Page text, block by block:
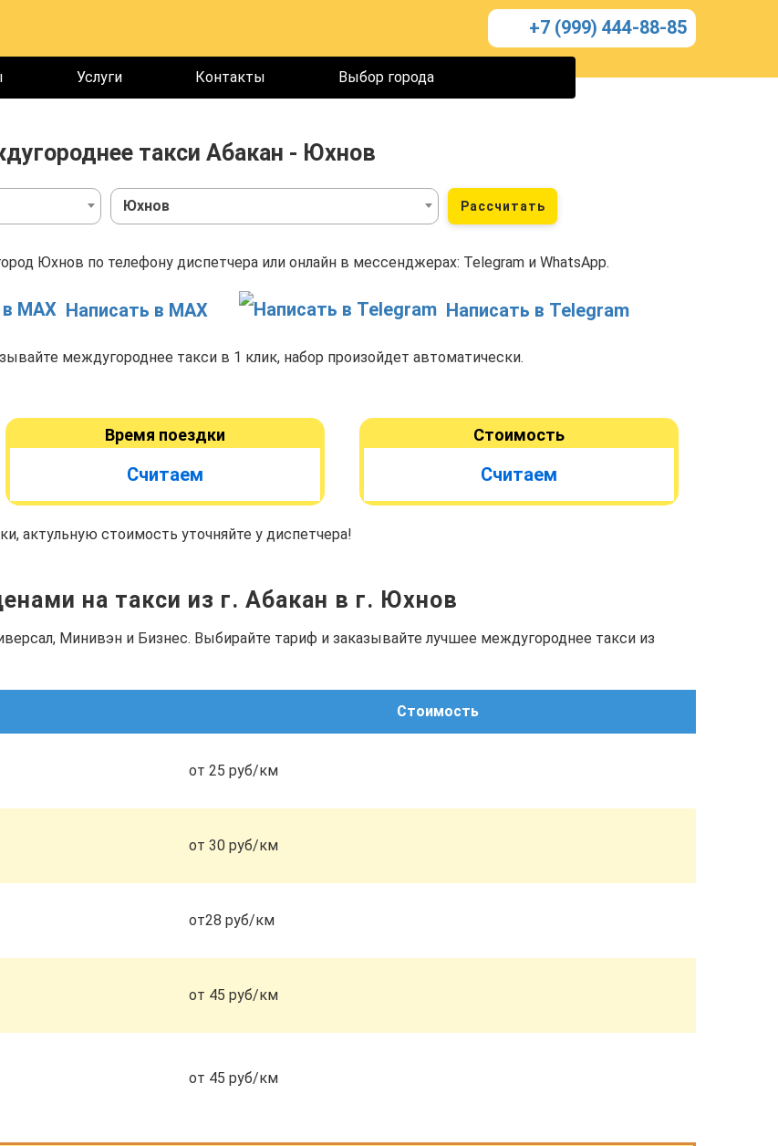
+7 (999) 444-88-85
Услуги Контакты Выбор города
такси Абакан - Юхнов
Юхнов Рассчитать
Юхнов по телефону диспетчера или онлайн в мессенджерах: Telegram и WhatsApp.
Написать в MAX Написать в Telegram
междугороднее такси в 1 клик, набор произойдет автоматически.
Время поездки
Считаем
Стоимость
Считаем
актульную стоимость уточняйте у диспетчера!
на такси из г. Абакан в г. Юхнов
Минивэн и Бизнес. Выбирайте тариф и заказывайте лучшее междугороднее такси из
Стоимость
от 25 руб/км
от 30 руб/км
от28 руб/км
от 45 руб/км
от 45 руб/км